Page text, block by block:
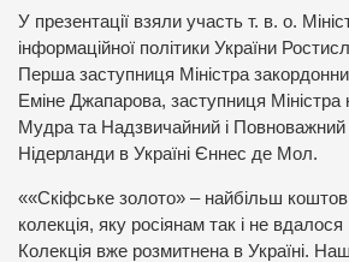
У презентації взяли участь т. в. о.
інформаційної політики України
Перша заступниця Міністра
Еміне Джапарова, заступниця Міністра
Мудра та Надзвичайний і
Нідерланди в Україні Єннес де Мол.
««Скіфське золото» – найбільш
колекція, яку росіянам так і не
Колекція вже розмитнена в Україні.